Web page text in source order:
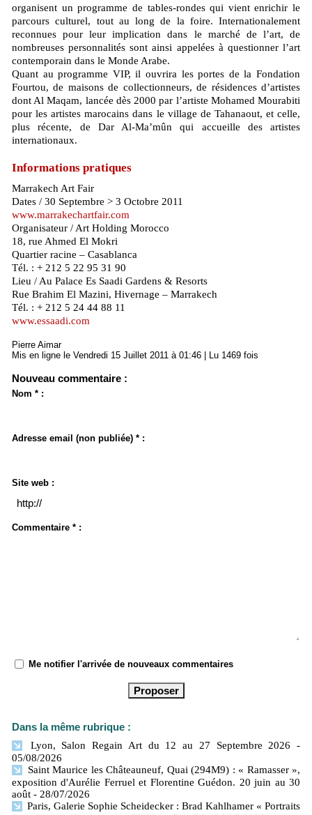
organisent un programme de tables-rondes qui vient enrichir le
parcours culturel, tout au long de la foire. Internationalement
reconnues pour leur implication dans le marché de l’art, de
nombreuses personnalités sont ainsi appelées à questionner l’art
contemporain dans le Monde Arabe.
Quant au programme VIP, il ouvrira les portes de la Fondation
Fourtou, de maisons de collectionneurs, de résidences d’artistes
dont Al Maqam, lancée dès 2000 par l’artiste Mohamed Mourabiti
pour les artistes marocains dans le village de Tahanaout, et celle,
plus récente, de Dar Al-Ma’mûn qui accueille des artistes
internationaux.
Informations pratiques
Marrakech Art Fair
Dates / 30 Septembre > 3 Octobre 2011
www.marrakechartfair.com
Organisateur / Art Holding Morocco
18, rue Ahmed El Mokri
Quartier racine – Casablanca
Tél. : + 212 5 22 95 31 90
Lieu / Au Palace Es Saadi Gardens & Resorts
Rue Brahim El Mazini, Hivernage – Marrakech
Tél. : + 212 5 24 44 88 11
www.essaadi.com
Pierre Aimar
Mis en ligne le Vendredi 15 Juillet 2011 à 01:46 | Lu 1469 fois
Nouveau commentaire :
Nom * :
Adresse email (non publiée) * :
Site web :
Commentaire * :
Me notifier l'arrivée de nouveaux commentaires
Dans la même rubrique :
Lyon, Salon Regain Art du 12 au 27 Septembre 2026
-
05/08/2026
Saint Maurice les Châteauneuf, Quai (294M9) : « Ramasser »,
exposition d'Aurélie Ferruel et Florentine Guédon. 20 juin au 30
août - 28/07/2026
Paris, Galerie Sophie Scheidecker : Brad Kahlhamer « Portraits